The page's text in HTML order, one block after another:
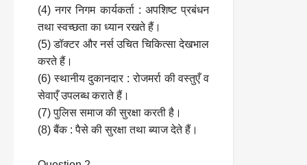
(4) नगर निगम कार्यकर्ता : अपशिष्ट प्रबंधन
तथा स्वच्छता का ध्यान रखते हैं।
(5) डॉक्टर और नर्स उचित चिकित्सा देखभाल
करते हैं।
(6) स्थानीय दुकानदार : रोजमर्रा की वस्तुएँ व
सेवाएँ उपलब्ध कराते हैं।
(7) पुलिस समाज की सुरक्षा करती है।
(8) बैंक : पैसे की सुरक्षा तथा ब्याज देते हैं।